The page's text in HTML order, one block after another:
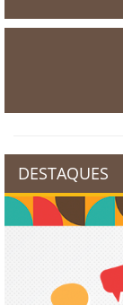
DESTAQUES